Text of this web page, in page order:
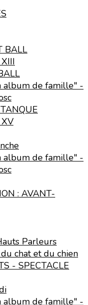
BALL
album de famille" -
album de famille" -
: AVANT-
Parleurs
chat et du chien
- SPECTACLE
album de famille" -